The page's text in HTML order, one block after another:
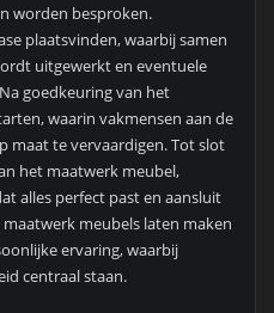
worden besproken.
plaatsvinden, waarbij samen
uitgewerkt en eventuele
goedkeuring van het
waarin vakmensen aan de
maat te vervaardigen. Tot slot
het maatwerk meubel,
alles perfect past en aansluit
meubels laten maken
ervaring, waarbij
centraal staan.